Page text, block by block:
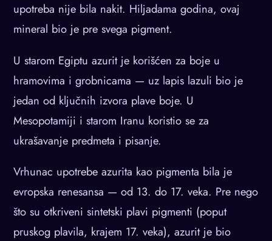
upotreba nije bila nakit. Hiljadama godina, ovaj
mineral bio je pre svega pigment.
U starom Egiptu azurit je korišćen za boje u
hramovima i grobnicama — uz lapis lazuli bio je
jedan od ključnih izvora plave boje. U
Mesopotamiji i starom Iranu koristio se za
ukrašavanje predmeta i pisanje.
Vrhunac upotrebe azurita kao pigmenta bila je
evropska renesansa — od 13. do 17. veka. Pre nego
što su otkriveni sintetski plavi pigmenti (poput
pruskog plavila, krajem 17. veka), azurit je bio